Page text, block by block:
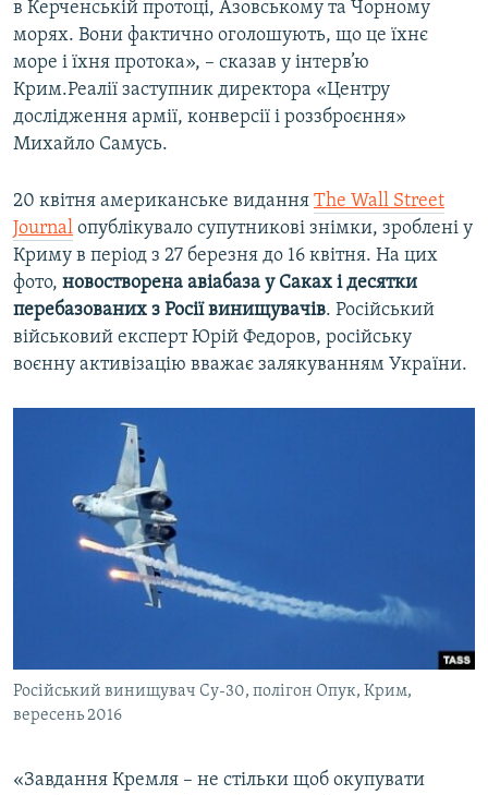
в Керченській протоці, Азовському та Чорному
морях. Вони фактично оголошують, що це їхнє
море і їхня протока», – сказав у інтерв’ю
Крим.Реалії заступник директора «Центру
дослідження армії, конверсії і роззброєння»
Михайло Самусь.
20 квітня американське видання The Wall Street
Journal опублікувало супутникові знімки, зроблені у
Криму в період з 27 березня до 16 квітня. На цих
фото, новостворена авіабаза у Саках і десятки
перебазованих з Росії винищувачів. Російський
військовий експерт Юрій Федоров, російську
воєнну активізацію вважає залякуванням України.
Російський винищувач Су-30, полігон Опук, Крим,
вересень 2016
«Завдання Кремля – не стільки щоб окупувати